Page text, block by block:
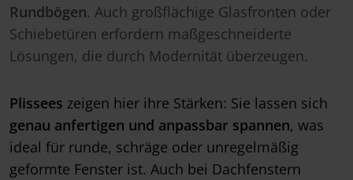
Rundbögen. Auch großflächige Glasfronten oder
Schiebetüren erfordern maßgeschneiderte
Lösungen, die durch Modernität überzeugen.
Plissees zeigen hier ihre Stärken: Sie lassen sich
genau anfertigen und anpassbar spannen, was
ideal für runde, schräge oder unregelmäßig
geformte Fenster ist. Auch bei Dachfenstern